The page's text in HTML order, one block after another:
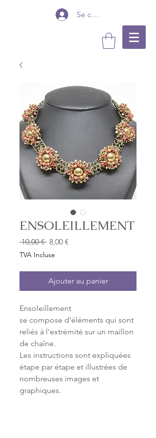
Se connecter
ENSOLEILLEMENT
10,00 € Prix
8,00 €
TVA Incluse
Ajouter au panier
Ensoleillement
se compose d'éléments qui sont
reliés à l'extrémité sur un maillon
de chaîne.
Les instructions sont expliquées
étape par étape et illustrées de
nombreuses images et
graphiques.